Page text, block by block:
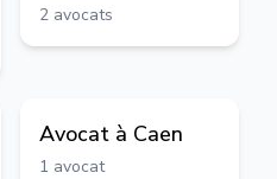
2 avocats
Avocat à Caen
1 avocat